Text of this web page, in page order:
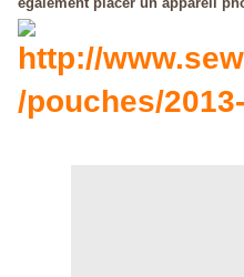
http://
/pouches/